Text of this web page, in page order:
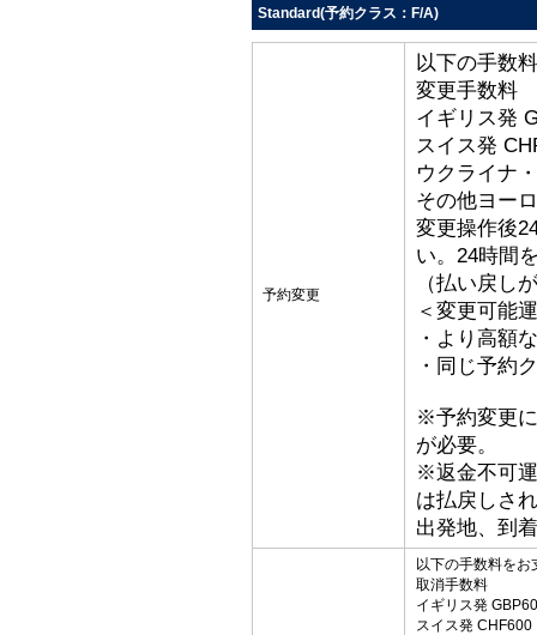
Standard(予約クラス：F/A)
予約変更
以下の手数
変更手数料
イギリス発
スイス発
ウクライナ
その他ヨー
変更操作後
い。24時間
（払い戻し
＜変更可能
・より高額
・同じ予約
※予約変更
が必要。
※返金不可
は払戻しさ
出発地、到
以下の手数料を
取消手数料
イギリス発
スイス発 CHF600